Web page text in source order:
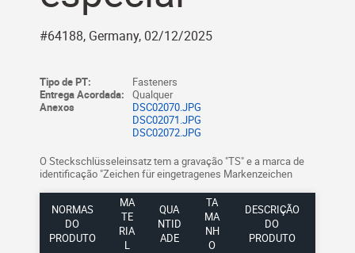
#64188, Germany, 02/12/2025
Tipo de PT:
Fasteners
Entrega Acordada:
Qualquer
Anexos
DSC02070.JPG
DSC02071.JPG
DSC02072.JPG
O Steckschlüsseleinsatz tem a gravação "TS" e a marca de
identificação "Zeichen für eingetragenes Markenzeichen
NORMAS
DO
PRODUTO
MA
TE
RIA
L
QUA
NTID
ADE
TA
MA
NH
O
DESCRIÇÃO
DO
PRODUTO